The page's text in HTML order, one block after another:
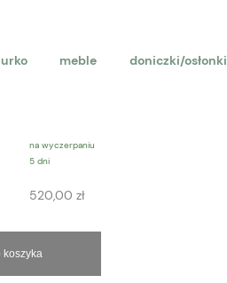
meble doniczki/osłonki
na wyczerpaniu
5 dni
520,00 zł
koszyka